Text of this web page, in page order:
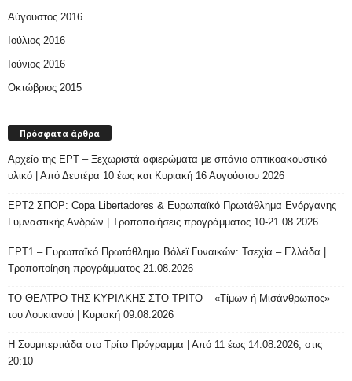
Αύγουστος 2016
Ιούλιος 2016
Ιούνιος 2016
Οκτώβριος 2015
Πρόσφατα άρθρα
Αρχείο της ΕΡΤ – Ξεχωριστά αφιερώματα με σπάνιο οπτικοακουστικό
υλικό | Από Δευτέρα 10 έως και Κυριακή 16 Αυγούστου 2026
ΕΡΤ2 ΣΠΟΡ: Copa Libertadores & Ευρωπαϊκό Πρωτάθλημα Ενόργανης
Γυμναστικής Ανδρών | Τροποποιήσεις προγράμματος 10-21.08.2026
ΕΡΤ1 – Ευρωπαϊκό Πρωτάθλημα Βόλεϊ Γυναικών: Τσεχία – Ελλάδα |
Τροποποίηση προγράμματος 21.08.2026
ΤΟ ΘΕΑΤΡΟ ΤΗΣ ΚΥΡΙΑΚΗΣ ΣΤΟ ΤΡΙΤΟ – «Τίμων ή Μισάνθρωπος»
του Λουκιανού | Κυριακή 09.08.2026
H Σουμπερτιάδα στο Τρίτο Πρόγραμμα | Από 11 έως 14.08.2026, στις
20:10